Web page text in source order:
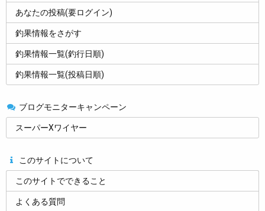
あなたの投稿(要ログイン)
釣果情報をさがす
釣果情報一覧(釣行日順)
釣果情報一覧(投稿日順)
ブログモニターキャンペーン
スーパーXワイヤー
このサイトについて
このサイトでできること
よくある質問